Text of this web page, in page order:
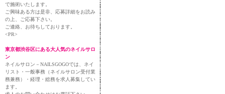
で施術いたします。
ご興味ある方は是非、応募詳細をお読み
の上、ご応募下さい。
ご連絡、お待ちしております。
<PR>
東京都渋谷区にある大人気のネイルサロ
ン
ネイルサロン－NAILSGOGOでは、ネイ
リスト・一般事務（ネイルサロン受付業
務兼務）・経理・総務を求人募集してい
ます。